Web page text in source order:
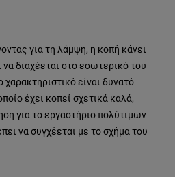
για τη λάμψη, η κοπή κάνει
διαχέεται στο εσωτερικό του
είναι δυνατό
έχει κοπεί σχετικά καλά,
για το εργαστήριο πολύτιμων
να συγχέεται με το σχήμα του